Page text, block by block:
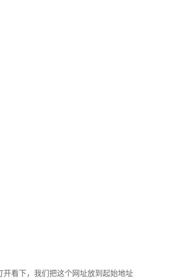
开看下，我们把这个网址放到起始地址